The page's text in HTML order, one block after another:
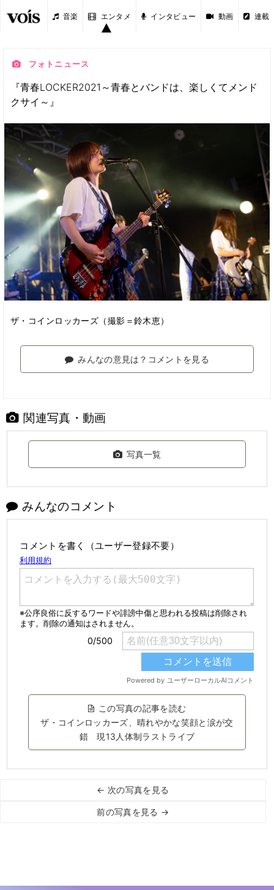
音楽 エンタメ インタビュー 動画 連載
フォトニュース
『青春LOCKER2021～青春とバンドは、楽しくてメンド
クサイ～』
ザ・コインロッカーズ（撮影＝鈴木恵）
みんなの意見は？コメントを見る
関連写真・動画
写真一覧
みんなのコメント
コメントを書く（ユーザー登録不要）
この写真の記事を読む
ザ・コインロッカーズ、晴れやかな笑顔と涙が交
錯 現13人体制ラストライブ
← 次の写真を見る
前の写真を見る →